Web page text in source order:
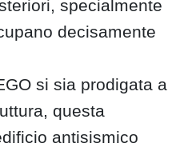
specialmente
decisamente
si sia prodigata a
questa
antisismico